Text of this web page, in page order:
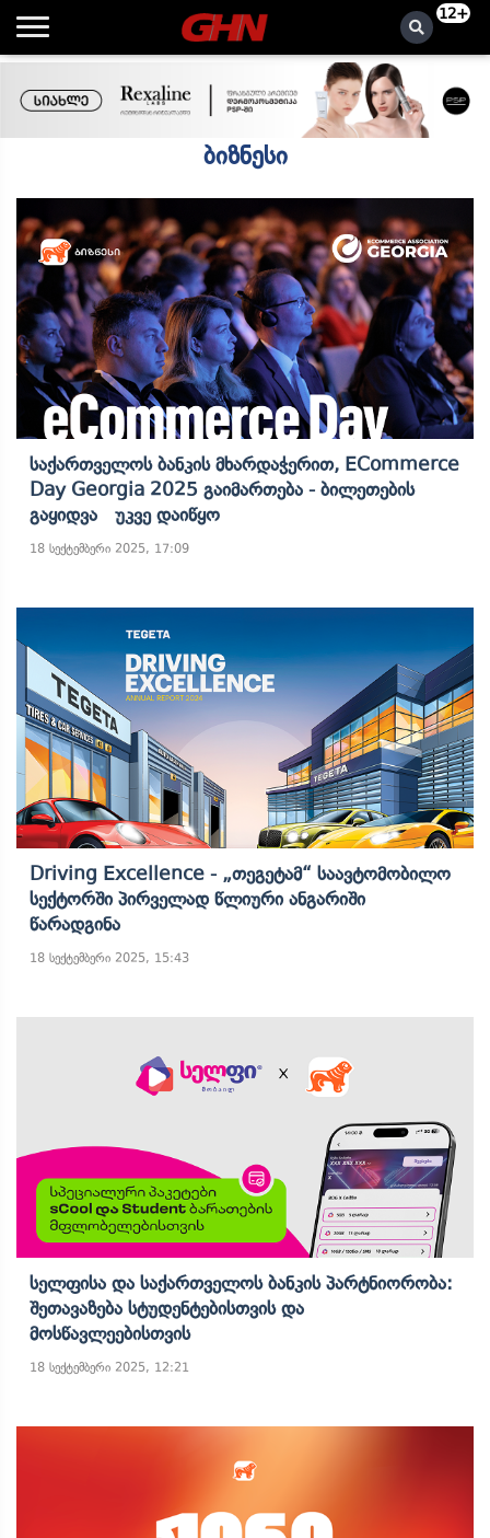
12+
ბიზნესი
Საქართველოს Ბანკის Მხარდაჭერით, ECommerce
Day Georgia 2025 Გაიმართება - Ბილეთების
Გაყიდვა Უკვე Დაიწყო
18 სექტემბერი 2025, 17:09
Driving Excellence - „თეგეტამ“ Საავტომობილო
Სექტორში Პირველად Წლიური Ანგარიში
Წარადგინა
18 სექტემბერი 2025, 15:43
Სელფისა Და Საქართველოს Ბანკის Პარტნიორობა:
Შეთავაზება Სტუდენტებისთვის Და
Მოსწავლეებისთვის
18 სექტემბერი 2025, 12:21